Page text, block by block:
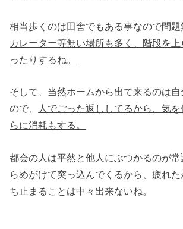
相当歩くのは田舎でもある事なので問題
カレーター等無い場所も多く、階段を
ったりするね。
そして、当然ホームから出て来るのは
ので、
人でごった返ししてるから、気
らに消耗もする。
都会の人は平然と他人にぶつかるのが
らめがけて突っ込んでくるから、疲れ
ち止まることは中々出来ないね。